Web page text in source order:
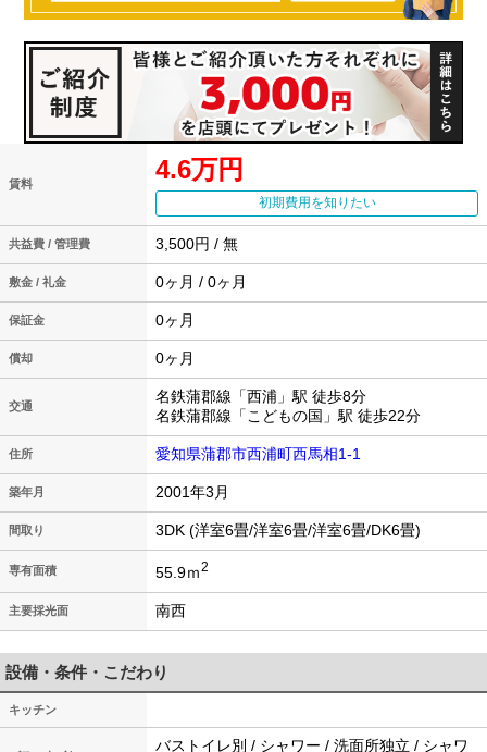
賃料 4.6万円
初期費用を知りたい
共益費 / 管理費 3,500円 / 無
敷金 / 礼金 0ヶ月 / 0ヶ月
保証金 0ヶ月
償却 0ヶ月
交通
名鉄蒲郡線「西浦」駅 徒歩8分
名鉄蒲郡線「こどもの国」駅 徒歩22分
住所 愛知県蒲郡市西浦町西馬相1-1
築年月 2001年3月
間取り 3DK (洋室6畳/洋室6畳/洋室6畳/DK6畳)
専有面積 55.9ｍ2
主要採光面 南西
設備・条件・こだわり
キッチン
バストイレ別 / シャワー / 洗面所独立 / シャワ